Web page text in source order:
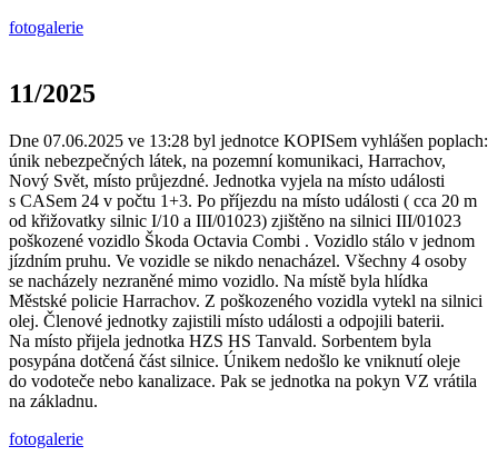
fotogalerie
11/2025
Dne 07.06.2025 ve 13:28 byl jednotce KOPISem vyhlášen poplach:
únik nebezpečných látek, na pozemní komunikaci, Harrachov,
Nový Svět, místo průjezdné. Jednotka vyjela na místo události
s CASem 24 v počtu 1+3. Po příjezdu na místo události ( cca 20 m
od křižovatky silnic I/10 a III/01023) zjištěno na silnici III/01023
poškozené vozidlo Škoda Octavia Combi . Vozidlo stálo v jednom
jízdním pruhu. Ve vozidle se nikdo nenacházel. Všechny 4 osoby
se nacházely nezraněné mimo vozidlo. Na místě byla hlídka
Městské policie Harrachov. Z poškozeného vozidla vytekl na silnici
olej. Členové jednotky zajistili místo události a odpojili baterii.
Na místo přijela jednotka HZS HS Tanvald. Sorbentem byla
posypána dotčená část silnice. Únikem nedošlo ke vniknutí oleje
do vodoteče nebo kanalizace. Pak se jednotka na pokyn VZ vrátila
na základnu.
fotogalerie